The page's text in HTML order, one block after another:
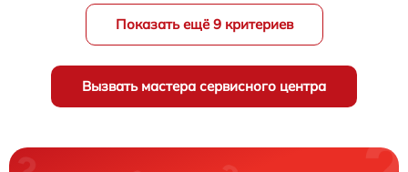
Показать ещё 9 критериев
Вызвать мастера сервисного центра